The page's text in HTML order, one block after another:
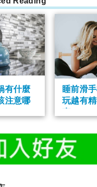
有什麼
注意哪
睡前滑
玩越有